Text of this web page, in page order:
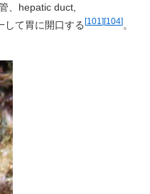
、
hepatic duct,
して胃に開口する[101 ][104]。